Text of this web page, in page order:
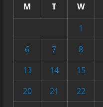
M T W
1
6
7 8
13
14 15
20
21 22